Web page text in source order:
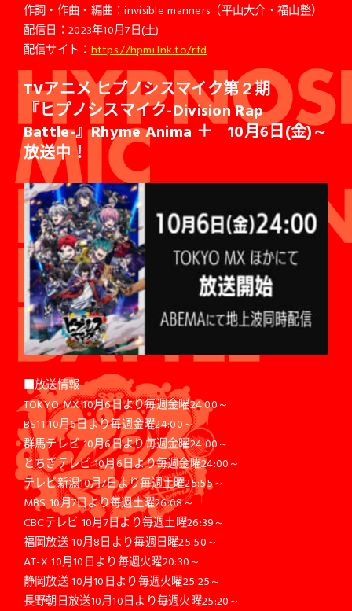
作詞・作曲・編曲：invisible manners（平山大介・福山整）
配信日：2023年10月7日(土)
配信サイト： https://hpmi.lnk.to/rfd
TVアニメ ヒプノシスマイク第２期
『ヒプノシスマイク-Division Rap
Battle-』Rhyme Anima ＋ 10月6日(金)～
放送中！
■放送情報
TOKYO MX 10月6日より毎週金曜24:00～
BS11 10月6日より毎週金曜24:00～
群馬テレビ 10月6日より毎週金曜24:00～
とちぎテレビ 10月6日より毎週金曜24:00～
テレビ新潟10月7日より毎週土曜25:55～
MBS 10月7日より毎週土曜26:08～
CBCテレビ 10月7日より毎週土曜26:39～
福岡放送 10月8日より毎週日曜25:50～
AT-X 10月10日より毎週火曜20:30～
静岡放送 10月10日より毎週火曜25:25～
長野朝日放送10月10日より毎週火曜25:20～